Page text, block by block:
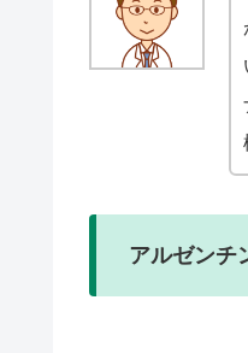
アルゼン